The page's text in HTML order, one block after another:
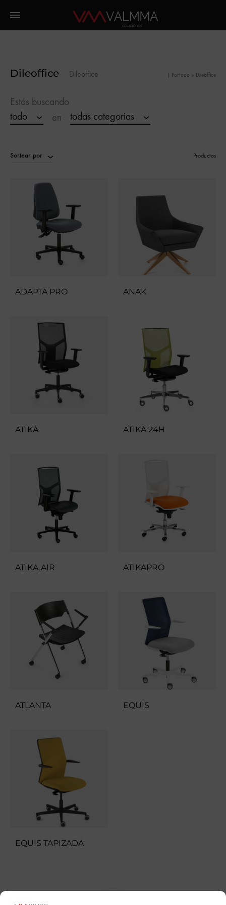
Dileoffice Dileoffice | Portada » Dileoffice
Estás buscando
todo
en todas categorias
Sortear por Productos
ADAPTA PRO ANAK
ATIKA ATIKA 24H
ATIKA.AIR ATIKAPRO
ATLANTA EQUIS
EQUIS TAPIZADA